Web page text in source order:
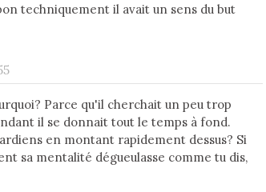
techniquement il avait un sens du but
Parce qu'il cherchait un peu trop
il se donnait tout le temps à fond.
en montant rapidement dessus? Si
sa mentalité dégueulasse comme tu dis,